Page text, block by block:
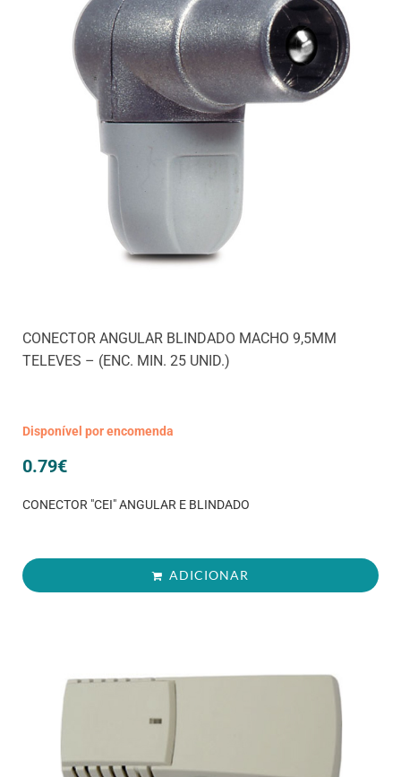
CONECTOR ANGULAR BLINDADO MACHO 9,5MM
TELEVES – (ENC. MIN. 25 UNID.)
Disponível por encomenda
0.79€
CONECTOR "CEI" ANGULAR E BLINDADO
ADICIONAR